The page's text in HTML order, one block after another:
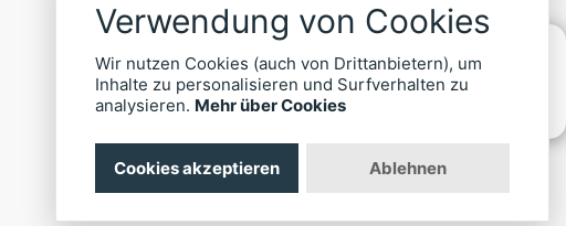
Kontakt
Datenschutz
Impressum
Verwendung von Cookies
Wir nutzen Cookies (auch von Drittanbietern), um
Inhalte zu personalisieren und Surfverhalten zu
analysieren. Mehr über Cookies
Cookies akzeptieren Ablehnen